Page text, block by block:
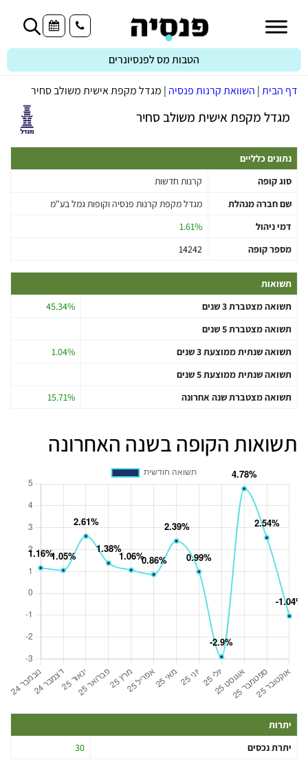
הטבות מס לפנסיונרים
דף הבית| השוואת קרנות פנסיה | מגדל מקפת אישית משולב סחיר
מגדל מקפת אישית משולב סחיר
נתונים כלליים
סוג קופה
קרנות חדשות
שם חברה מנהלת
מגדל מקפת קרנות פנסיה וקופות גמל בע"מ
דמי ניהול
1.61%
מספר קופה
14242
תשואות
תשואה מצטברת 3 שנים
45.34%
תשואה מצטברת 5 שנים
תשואה שנתית ממוצעת 3 שנים
1.04%
תשואה שנתית ממוצעת 5 שנים
תשואה מצטברת שנה אחרונה
15.71%
תשואות הקופה בשנה האחרונה
יתרות
יתרת נכסים
30